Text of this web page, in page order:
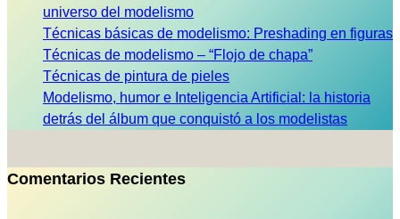
universo del modelismo
Técnicas básicas de modelismo: Preshading en figuras
Técnicas de modelismo – “Flojo de chapa”
Técnicas de pintura de pieles
Modelismo, humor e Inteligencia Artificial: la historia
detrás del álbum que conquistó a los modelistas
Comentarios Recientes